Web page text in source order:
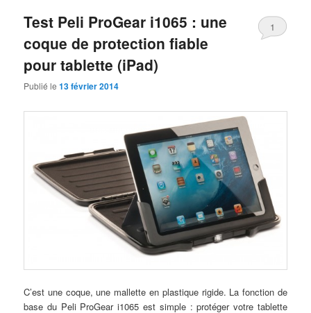
Test Peli ProGear i1065 : une
coque de protection fiable
pour tablette (iPad)
Publié le13 février 2014
1
C’est une coque, une mallette en plastique rigide. La fonction de
base du Peli ProGear i1065 est simple : protéger votre tablette